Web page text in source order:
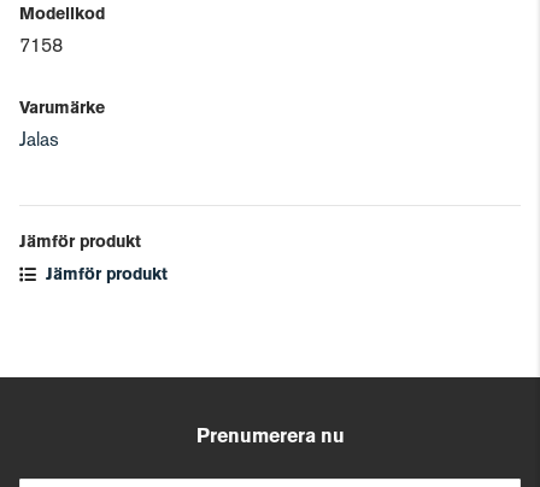
Modellkod
7158
Varumärke
Jalas
Jämför produkt
Jämför produkt
Prenumerera nu